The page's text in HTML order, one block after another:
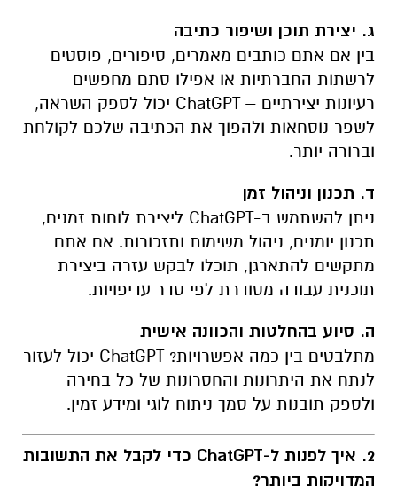
ג. יצירת תוכן ושיפור כתיבה
בין אם אתם כותבים מאמרים, סיפורים, פוסטים
לרשתות החברתיות או אפילו סתם מחפשים
רעיונות יצירתיים – ChatGPT יכול לספק השראה,
לשפר נוסחאות ולהפוך את הכתיבה שלכם לקולחת
וברורה יותר.
ד. תכנון וניהול זמן
ניתן להשתמש ב-ChatGPT ליצירת לוחות זמנים,
תכנון יומנים, ניהול משימות ותזכורות. אם אתם
מתקשים להתארגן, תוכלו לבקש עזרה ביצירת
תוכנית עבודה מסודרת לפי סדר עדיפויות.
ה. סיוע בהחלטות והכוונה אישית
מתלבטים בין כמה אפשרויות? ChatGPT יכול לעזור
לנתח את היתרונות והחסרונות של כל בחירה
ולספק תובנות על סמך ניתוח לוגי ומידע זמין.
2. איך לפנות ל-ChatGPT כדי לקבל את התשובות
המדויקות ביותר?